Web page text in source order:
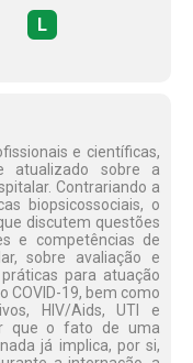
L
e científicas,
atualizado sobre a
Contrariando a
biopsicossociais, o
discutem questões
e competências de
sobre avaliação e
para atuação
COVID-19, bem como
HIV/Aids, UTI e
que o fato de uma
já implica, por si,